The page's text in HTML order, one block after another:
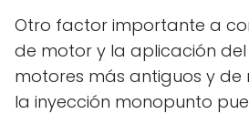
Otro factor importante a
de motor y la aplicación del
motores más antiguos y de
la inyección monopunto